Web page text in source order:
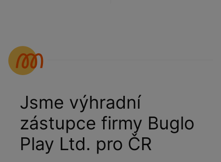
Jsme výhradní
zástupce firmy Buglo
Play Ltd. pro ČR